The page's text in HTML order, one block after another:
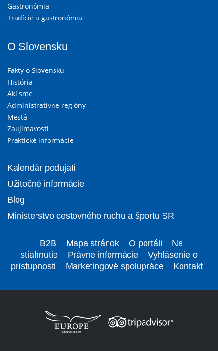
Gastronómia
Tradície a gastronómia
O Slovensku
Fakty o Slovensku
História
Akí sme
Administratívne regióny
Mestá
Zaujímavosti
Praktické informácie
Kalendár podujatí
Užitočné informácie
Blog
Ministerstvo cestovného ruchu a športu SR
B2B Mapa stránok O portáli
Na
stiahnutie
Právne informácie
Vyhlásenie o
prístupnosti
Marketingové spolupráce Kontakt